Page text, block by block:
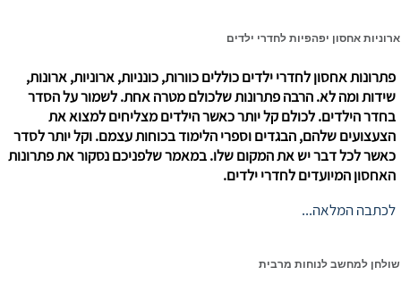
ארוניות אחסון יפהפיות לחדרי ילדים
פתרונות אחסון לחדרי ילדים כוללים כוורות, כונניות, ארוניות, ארונות,
שידות ומה לא. הרבה פתרונות שלכולם מטרה אחת. לשמור על הסדר
בחדר הילדים. לכולם קל יותר כאשר הילדים מצליחים למצוא את
הצעצועים שלהם, הבגדים וספרי הלימוד בכוחות עצמם. וקל יותר לסדר
כאשר לכל דבר יש את המקום שלו. במאמר שלפניכם נסקור את פתרונות
האחסון המיועדים לחדרי ילדים.
לכתבה המלאה...
שולחן למחשב לנוחות מרבית